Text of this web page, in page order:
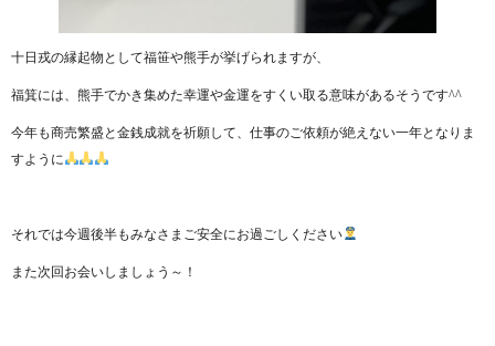
十日戎の縁起物として福笹や熊手が挙げられますが、
福箕には、熊手でかき集めた幸運や金運をすくい取る意味があるそうです^^
今年も商売繁盛と金銭成就を祈願して、仕事のご依頼が絶えない一年となりま
すように
それでは今週後半もみなさまご安全にお過ごしください
また次回お会いしましょう～！